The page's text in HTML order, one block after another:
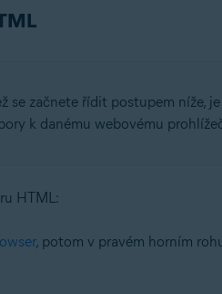
se začnete řídit postupem níže,
k danému webovému
HTML:
, potom v pravém horním